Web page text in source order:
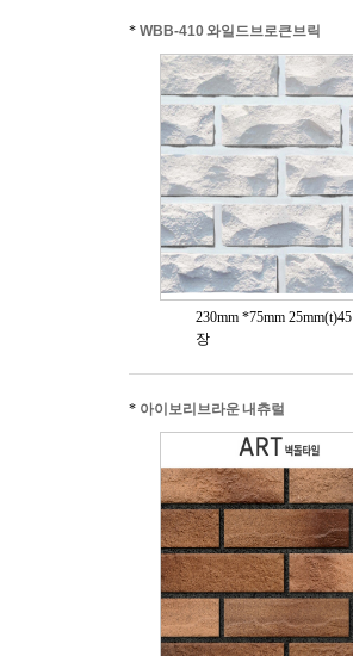
* WBB-410 와일드브로큰브릭
230mm *75mm 25mm(t)45
장
* 아이보리브라운 내츄럴